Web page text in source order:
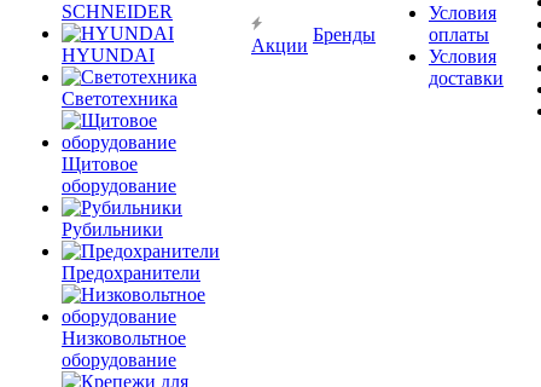
SCHNEIDER
HYUNDAI
Светотехника
Щитовое
оборудование
Рубильники
Предохранители
Низковольтное
оборудование
Акции
Бренды
Условия
оплаты
Условия
доставки